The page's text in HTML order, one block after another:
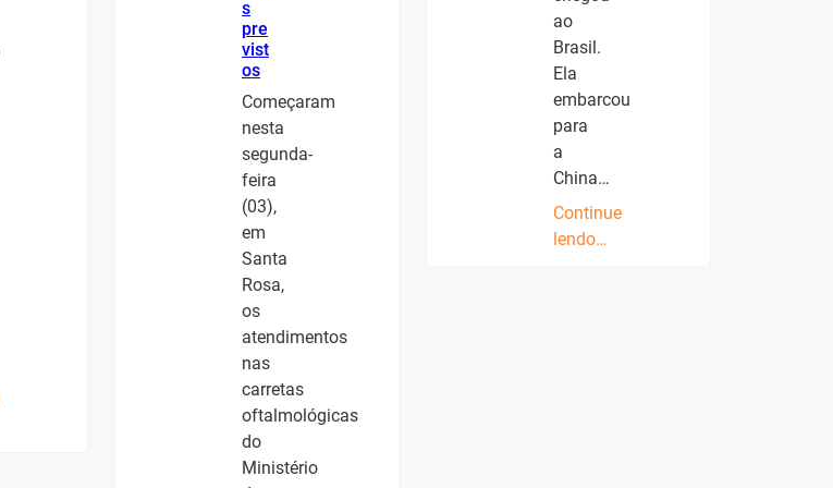
s
pre
vist
os
Começaram
nesta
segunda-
feira
(03),
em
Santa
Rosa,
os
atendimentos
nas
carretas
oftalmológicas
do
Ministério
ao
Brasil.
Ela
embarcou
para
a
China…
Continue
lendo…